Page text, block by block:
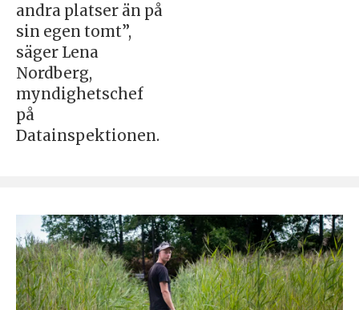
andra platser än på
sin egen tomt”,
säger Lena
Nordberg,
myndighetschef
på
Datainspektionen.